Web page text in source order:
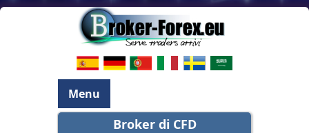
Menu
Broker di CFD